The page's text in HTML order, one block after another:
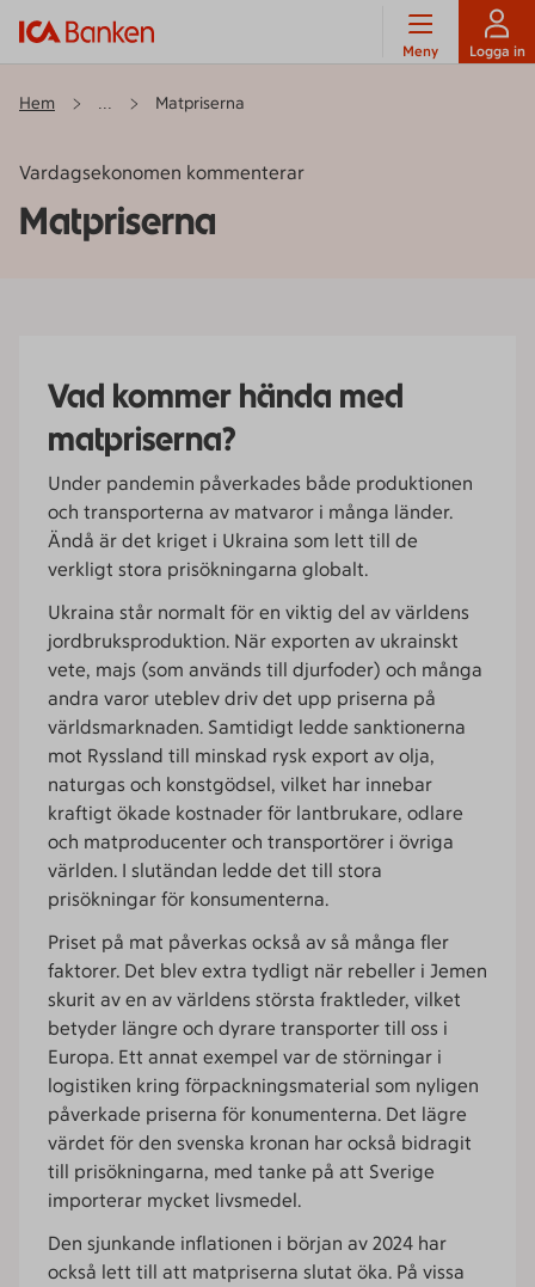
Meny Logga in
Hem ... Matpriserna
Vardagsekonomen kommenterar
Matpriserna
Vad kommer hända med
matpriserna?
Under pandemin påverkades både produktionen
och transporterna av matvaror i många länder.
Ändå är det kriget i Ukraina som lett till de
verkligt stora prisökningarna globalt.
Ukraina står normalt för en viktig del av världens
jordbruksproduktion. När exporten av ukrainskt
vete, majs (som används till djurfoder) och många
andra varor uteblev driv det upp priserna på
världsmarknaden. Samtidigt ledde sanktionerna
mot Ryssland till minskad rysk export av olja,
naturgas och konstgödsel, vilket har innebar
kraftigt ökade kostnader för lantbrukare, odlare
och matproducenter och transportörer i övriga
världen. I slutändan ledde det till stora
prisökningar för konsumenterna.
Priset på mat påverkas också av så många fler
faktorer. Det blev extra tydligt när rebeller i Jemen
skurit av en av världens största fraktleder, vilket
betyder längre och dyrare transporter till oss i
Europa. Ett annat exempel var de störningar i
logistiken kring förpackningsmaterial som nyligen
påverkade priserna för konumenterna. Det lägre
värdet för den svenska kronan har också bidragit
till prisökningarna, med tanke på att Sverige
importerar mycket livsmedel.
Den sjunkande inflationen i början av 2024 har
också lett till att matpriserna slutat öka. På vissa